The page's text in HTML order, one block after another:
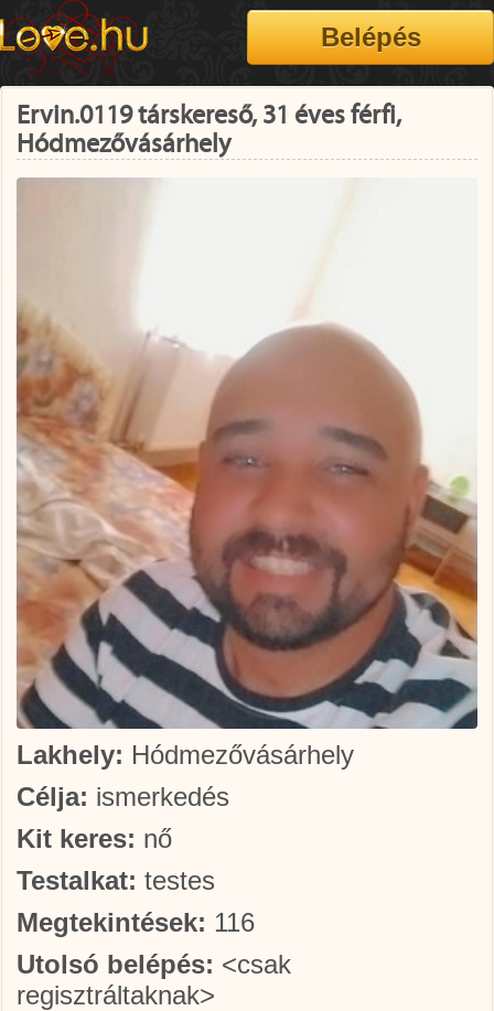
Ervin.0119 társkereső, 31 éves férfi,
Hódmezővásárhely
Lakhely: Hódmezővásárhely
Célja: ismerkedés
Kit keres: nő
Testalkat: testes
Megtekintések: 116
Utolsó belépés: <csak
regisztráltaknak>